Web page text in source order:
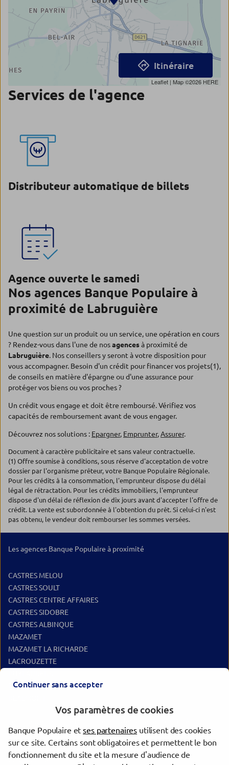
Leaflet | Map ©2026 HERE
Itinéraire
Services de l'agence
Distributeur automatique de billets
Agence ouverte le samedi
Nos agences Banque Populaire à
proximité de Labruguière
Une question sur un produit ou un service, une opération en cours
? Rendez-vous dans l'une de nosagencesà proximité de
Labruguière. Nos conseillers y seront à votre disposition pour
vous accompagner. Besoin d'un crédit pour financer vos projets(1),
de conseils en matière d'épargne ou d'une assurance pour
protéger vos biens ou vos proches ?
Un crédit vous engage et doit être remboursé. Vérifiez vos
capacités de remboursement avant de vous engager.
Découvrez nos solutions : Epargner, Emprunter,Assurer.
Document à caractère publicitaire et sans valeur contractuelle.
(1) Offre soumise à conditions, sous réserve d'acceptation de votre
dossier par l'organisme prêteur, votre Banque Populaire Régionale.
Pour les crédits à la consommation, l'emprunteur dispose du délai
légal de rétractation. Pour les crédits immobiliers, l'emprunteur
dispose d'un délai de réflexion de dix jours avant d'accepter l'offre de
crédit. La vente est subordonnée à l'obtention du prêt. Si celui-ci n'est
pas obtenu, le vendeur doit rembourser les sommes versées.
Les agences Banque Populaire à proximité
CASTRES MELOU
CASTRES SOULT
CASTRES CENTRE AFFAIRES
CASTRES SIDOBRE
CASTRES ALBINQUE
MAZAMET
MAZAMET LA RICHARDE
LACROUZETTE
REVEL
Castres
Carcassonne
Continuer sans accepter
Vos paramètres de cookies
Banque Populaire etses partenaires utilisent des cookies
sur ce site. Certains sont obligatoires et permettent le bon
fonctionnement du site et la mesure d'audience de